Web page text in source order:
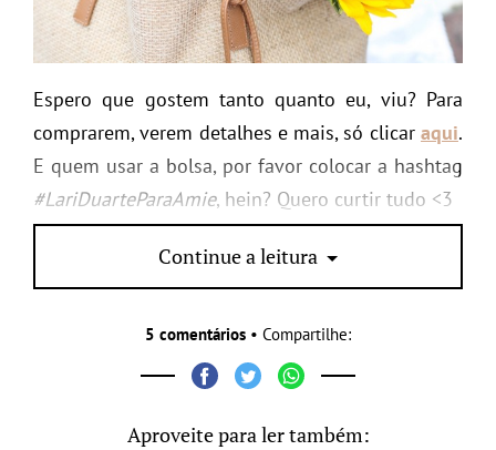
Espero que gostem tanto quanto eu, viu? Para
comprarem, verem detalhes e mais, só clicar aqui.
E quem usar a bolsa, por favor colocar a hashtag
#LariDuarteParaAmie, hein? Quero curtir tudo <3
www.shoplixmix.com.br
Continue a leitura
5 comentários • Compartilhe:
Aproveite para ler também: